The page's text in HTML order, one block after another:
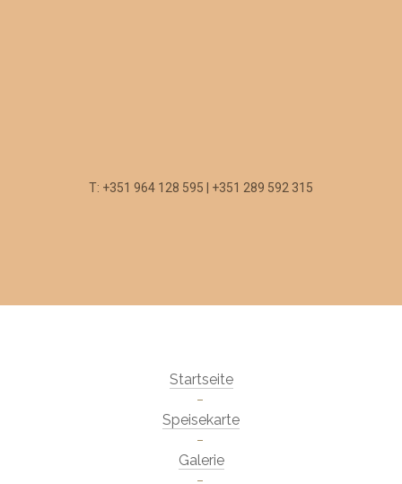
T: +351 964 128 595 | +351 289 592 315
Startseite
Speisekarte
Galerie